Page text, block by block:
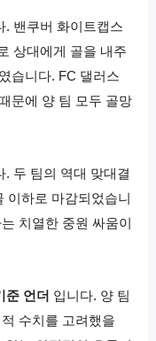
. 밴쿠버 화이트캡스
상대에게 골을 내주
습니다. FC 댈러스
문에 양 팀 모두 골망
. 두 팀의 역대 맞대결
이하로 마감되었습니
치열한 중원 싸움이
준 언더 입니다. 양 팀
수치를 고려했을